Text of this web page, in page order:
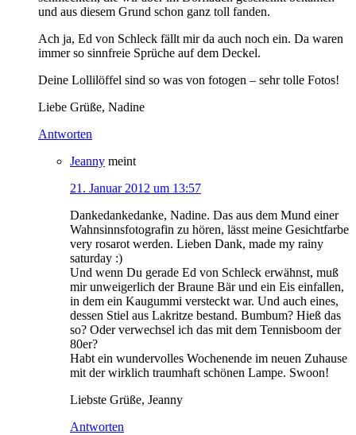
und aus diesem Grund schon ganz toll fanden.
Ach ja, Ed von Schleck fällt mir da auch noch ein. Da waren
immer so sinnfreie Sprüche auf dem Deckel.
Deine Lollilöffel sind so was von fotogen – sehr tolle Fotos!
Liebe Grüße, Nadine
Antworten
Jeanny meint
21. Januar 2012 um 13:57
Dankedankedanke, Nadine. Das aus dem Mund einer
Wahnsinnsfotografin zu hören, lässt meine Gesichtfarbe
very rosarot werden. Lieben Dank, made my rainy
saturday :)
Und wenn Du gerade Ed von Schleck erwähnst, muß
mir unweigerlich der Braune Bär und ein Eis einfallen,
in dem ein Kaugummi versteckt war. Und auch eines,
dessen Stiel aus Lakritze bestand. Bumbum? Hieß das
so? Oder verwechsel ich das mit dem Tennisboom der
80er?
Habt ein wundervolles Wochenende im neuen Zuhause
mit der wirklich traumhaft schönen Lampe. Swoon!
Liebste Grüße, Jeanny
Antworten